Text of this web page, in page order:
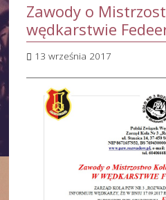
Zawody o
wędkarstwie
13 września 2017